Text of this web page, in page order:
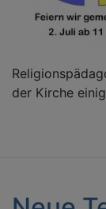
der Kirche